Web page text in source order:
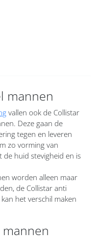
mannen
vallen ook de Collistar
Deze gaan de
tegen en leveren
zo vorming van
huid stevigheid en is
worden alleen maar
de Collistar anti
het verschil maken